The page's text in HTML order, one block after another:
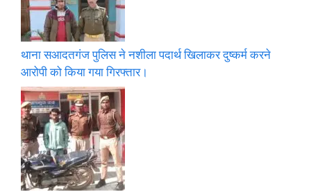
थाना सआदतगंज पुलिस ने नशीला पदार्थ खिलाकर दुष्कर्म करने
आरोपी को किया गया गिरफ्तार।